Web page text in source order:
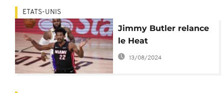
ETATS-UNIS
Jimmy Butler relance
le Heat
13/08/2024